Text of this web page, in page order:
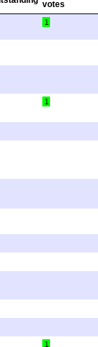
1
1
1